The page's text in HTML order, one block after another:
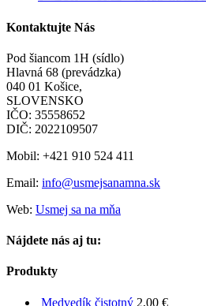
Kontaktujte Nás
Pod šiancom 1H (sídlo)
Hlavná 68 (prevádzka)
040 01 Košice,
SLOVENSKO
IČO: 35558652
DIČ: 2022109507
Mobil: +421 910 524 411
Email: info@usmejsanamna.sk
Web: Usmej sa na mňa
Nájdete nás aj tu:
Produkty
Medvedík čistotný 2,00 €